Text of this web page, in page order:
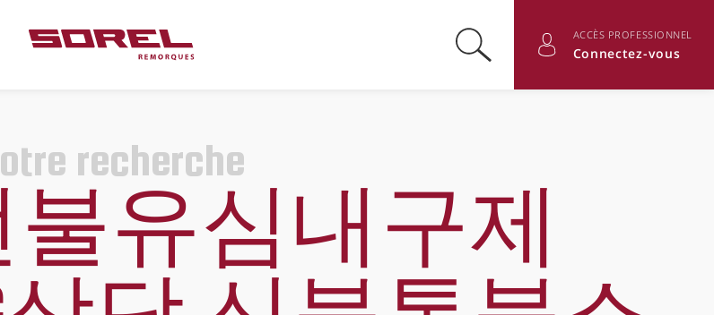
Basculer la rechercheBasculer les informations du
ACCÈS PROFESSIONNEL
Connectez-vous
유심내구제
recherche